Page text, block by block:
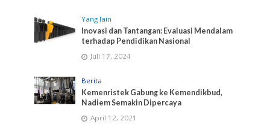
Yang lain
Inovasi dan Tantangan: Evaluasi Mendalam
terhadap Pendidikan Nasional
Juli 17, 2024
Berita
Kemenristek Gabung ke Kemendikbud,
Nadiem Semakin Dipercaya
April 12, 2021